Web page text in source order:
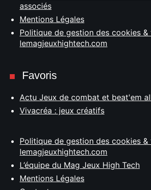
associés
Mentions Légales
Politique de gestion des cookies &
lemagjeuxhightech.com
Favoris
Actu Jeux de combat et beat'em
Vivacréa : jeux créatifs
Politique de gestion des cookies &
lemagjeuxhightech.com
L’équipe du Mag Jeux High Tech
Mentions Légales